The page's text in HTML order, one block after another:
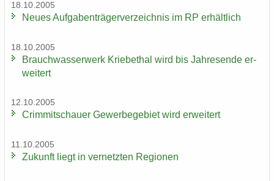
18.10.2005
Neues Auf­ga­ben­trä­ger­ver­zeich­nis im RP er­hält­lich
18.10.2005
Brauch­was­ser­werk Krie­be­thal wird bis Jah­res­en­de er­
wei­tert
12.10.2005
Crim­mit­schau­er Ge­wer­be­ge­biet wird er­wei­tert
11.10.2005
Zu­kunft liegt in ver­netz­ten Re­gio­nen